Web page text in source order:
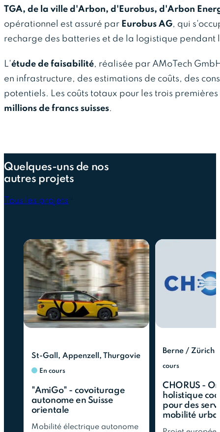
TGA, de la ville d'Arbon, d'Eurobus, d'Arbon
opérationnel est assuré par Eurobus AG, qui
recharge des batteries et de la logistique pendant
L'étude de faisabilité, réalisée par AMoTech
en infrastructure, des estimations de coûts, des
potentiels. Les coûts totaux pour les trois
millions de francs suisses.
Quelques-uns de nos
autres projets
Tous les projets
St-Gall, Appenzell, Thurgovie
En cours
"AmiGo" - covoiturage
autonome en Suisse
orientale
Mobilité électrique autonome
Berne / Zürich
cours
CHORUS -
holistique
pour des
mobilité